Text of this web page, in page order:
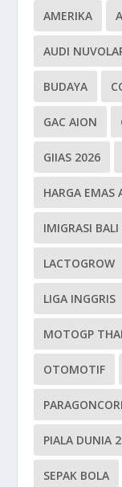
AMERIKA
AUDI
BUDAYA
GAC AION
GIIAS 2026
HARGA EMAS
IMIGRASI BALI
LACTOGROW
LIGA INGGRIS
MOTOGP
OTOMOTIF
PIALA DUNIA
SEPAK BOLA